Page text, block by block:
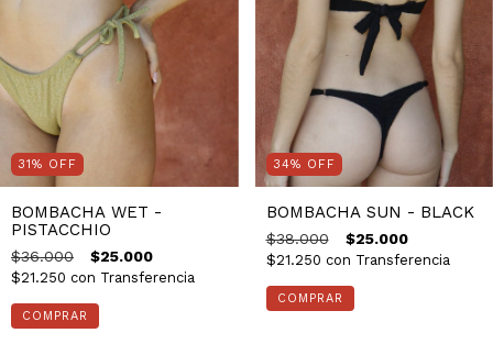
31% OFF
BOMBACHA WET -
PISTACCHIO
$36.000 $25.000
$21.250 con Transferencia
COMPRAR
34% OFF
BOMBACHA SUN - BLACK
$38.000 $25.000
$21.250 con Transferencia
COMPRAR